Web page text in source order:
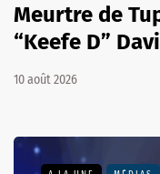
Meurtre de
“Keefe D”
10 août 2026